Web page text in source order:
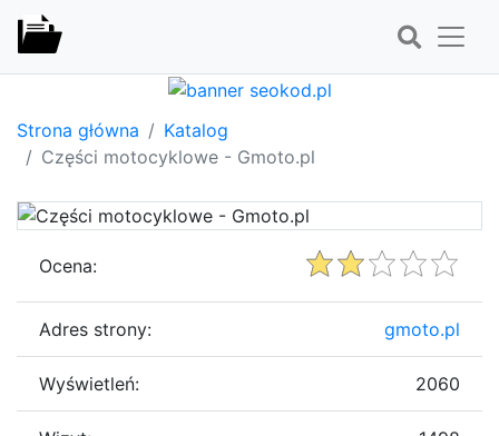
Strona główna
Katalog
Części motocyklowe - Gmoto.pl
Ocena:
Adres strony: gmoto.pl
Wyświetleń: 2060